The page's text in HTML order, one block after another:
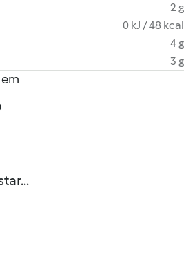
2 g
0 kJ / 48 kcal
4 g
3 g